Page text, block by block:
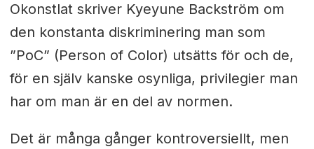
Okonstlat skriver Kyeyune Backström om
den konstanta diskriminering man som
”PoC” (Person of Color) utsätts för och de,
för en själv kanske osynliga, privilegier man
har om man är en del av normen.
Det är många gånger kontroversiellt, men